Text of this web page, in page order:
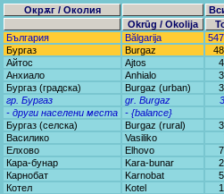
Окрѫг / Околия
Okrūg / Okolija
България
Bălgarija
Бургаз
Burgaz
Айтос
Ajtos
Анхиало
Anhialo
Бургаз (градска)
Burgaz (urban)
гр. Бургаз
gr. Burgaz
- други населени места
- {balance}
Бургаз (селска)
Burgaz (rural)
Василико
Vasiliko
Елхово
Elhovo
Кара-бунар
Kara-bunar
Карнобат
Karnobat
Котел
Kotel